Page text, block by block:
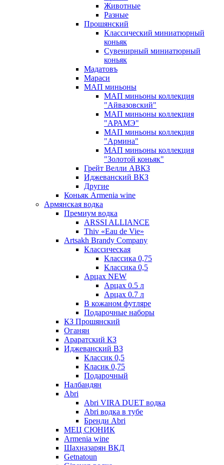
Животные
Разные
Прошянский
Классический миниатюрный
коньяк
Сувенирный миниатюрный
коньяк
Мадатовъ
Мараси
МАП миньоны
МАП миньоны коллекция
"Айвазовский"
МАП миньоны коллекция
"АРАМЭ"
МАП миньоны коллекция
"Армина"
МАП миньоны коллекция
"Золотой коньяк"
Грейт Велли АВКЗ
Иджеванский ВКЗ
Другие
Коньяк Armenia wine
Армянская водка
Премиум водка
ARSSI ALLIANCE
Thiv «Eau de Vie»
Artsakh Brandy Company
Классическая
Классика 0,75
Классика 0,5
Арцах NEW
Арцах 0.5 л
Арцах 0.7 л
В кожаном футляре
Подарочные наборы
КЗ Прошянский
Оганян
Араратский КЗ
Иджеванский ВЗ
Классик 0,5
Класик 0,75
Подарочный
Налбандян
Abri
Abri VIRA DUET водка
Abri водка в тубе
Бренди Abri
МЕЦ СЮНИК
Armenia wine
Шахназарян ВКД
Getnatoun